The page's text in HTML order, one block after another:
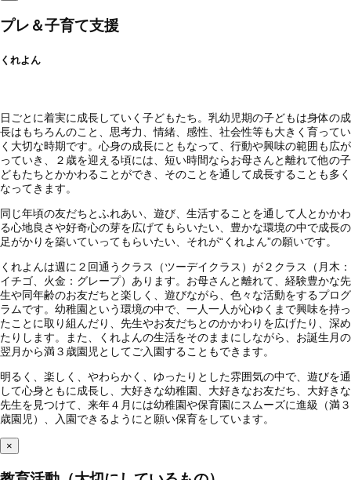
プレ＆子育て支援
くれよん
日ごとに着実に成長していく子どもたち。乳幼児期の子どもは身体の成
長はもちろんのこと、思考力、情緒、感性、社会性等も大きく育ってい
く大切な時期です。心身の成長にともなって、行動や興味の範囲も広が
っていき、２歳を迎える頃には、短い時間ならお母さんと離れて他の子
どもたちとかかわることができ、そのことを通して成長することも多く
なってきます。
同じ年頃の友だちとふれあい、遊び、生活することを通して人とかかわ
る心地良さや好奇心の芽を広げてもらいたい、豊かな環境の中で成長の
足がかりを築いていってもらいたい、それが“くれよん”の願いです。
くれよんは週に２回通うクラス（ツーデイクラス）が２クラス（月木：
イチゴ、火金：グレープ）あります。お母さんと離れて、経験豊かな先
生や同年齢のお友だちと楽しく、遊びながら、色々な活動をするプログ
ラムです。幼稚園という環境の中で、一人一人が心ゆくまで興味を持っ
たことに取り組んだり、先生やお友だちとのかかわりを広げたり、深め
たりします。また、くれよんの生活をそのままにしながら、お誕生月の
翌月から満３歳園児としてご入園することもできます。
明るく、楽しく、やわらかく、ゆったりとした雰囲気の中で、遊びを通
して心身ともに成長し、大好きな幼稚園、大好きなお友だち、大好きな
先生を見つけて、来年４月には幼稚園や保育園にスムーズに進級（満３
歳園児）、入園できるようにと願い保育をしています。
×